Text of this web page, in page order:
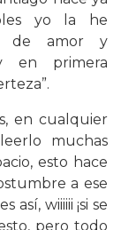
yo la he
de amor y
en primera
en cualquier
muchas
esto hace
a ese
wiiiiii ¡si se
pero todo